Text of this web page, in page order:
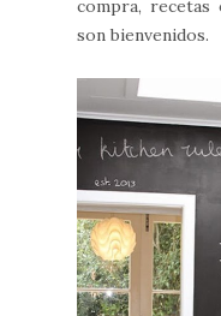
compra,
son bienvenidos.